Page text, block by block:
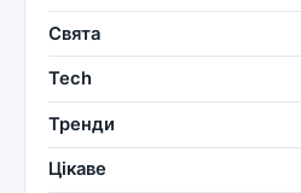
Свята
Tech
Тренди
Цікаве